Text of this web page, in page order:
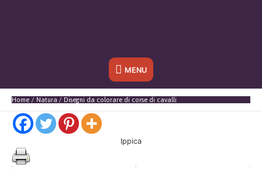
Sotto
l'header
MENU
Home Natura Disegni da colorare di corse di cavalli
Ippica